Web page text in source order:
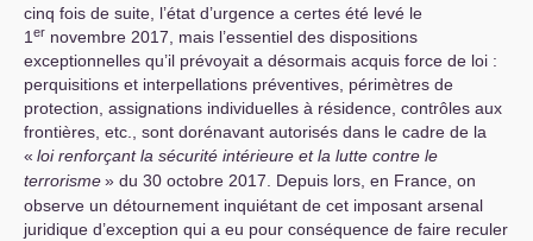
cinq fois de suite, l’état d’urgence a certes été levé le
1 er novembre 2017, mais l’essentiel des dispositions
exceptionnelles qu’il prévoyait a désormais acquis force de loi :
perquisitions et interpellations préventives, périmètres de
protection, assignations individuelles à résidence, contrôles aux
frontières, etc., sont dorénavant autorisés dans le cadre de la
« loi renforçant la sécurité intérieure et la lutte contre le
terrorisme» du 30 octobre 2017. Depuis lors, en France, on
observe un détournement inquiétant de cet imposant arsenal
juridique d’exception qui a eu pour conséquence de faire reculer